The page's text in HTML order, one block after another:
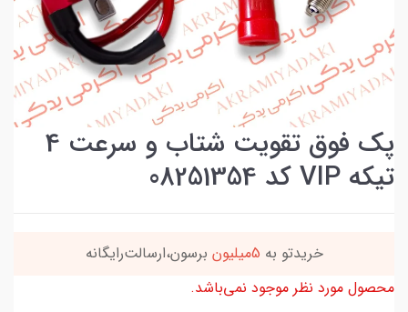
پک فوق تقویت شتاب و سرعت 4
تیکه VIP کد 08251354
خریدتو به 5میلیون
برسون،ارسالت‌رایگانه
محصول مورد نظر موجود نمی‌باشد.